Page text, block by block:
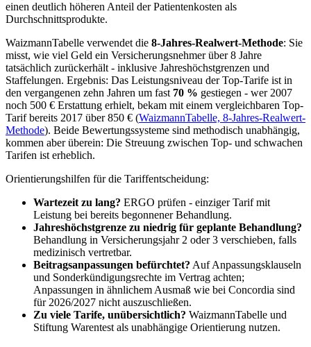
einen deutlich höheren Anteil der Patientenkosten als
Durchschnittsprodukte.
WaizmannTabelle verwendet die 8-Jahres-Realwert-Methode: Sie
misst, wie viel Geld ein Versicherungsnehmer über 8 Jahre
tatsächlich zurückerhält - inklusive Jahreshöchstgrenzen und
Staffelungen. Ergebnis: Das Leistungsniveau der Top-Tarife ist in
den vergangenen zehn Jahren um fast 70 % gestiegen - wer 2007
noch 500 € Erstattung erhielt, bekam mit einem vergleichbaren Top-
Tarif bereits 2017 über 850 € (WaizmannTabelle, 8-Jahres-Realwert-
Methode). Beide Bewertungssysteme sind methodisch unabhängig,
kommen aber überein: Die Streuung zwischen Top- und schwachen
Tarifen ist erheblich.
Orientierungshilfen für die Tariffentscheidung:
Wartezeit zu lang? ERGO prüfen - einziger Tarif mit
Leistung bei bereits begonnener Behandlung.
Jahreshöchstgrenze zu niedrig für geplante Behandlung?
Behandlung in Versicherungsjahr 2 oder 3 verschieben, falls
medizinisch vertretbar.
Beitragsanpassungen befürchtet? Auf Anpassungsklauseln
und Sonderkündigungsrechte im Vertrag achten;
Anpassungen in ähnlichem Ausmaß wie bei Concordia sind
für 2026/2027 nicht auszuschließen.
Zu viele Tarife, unübersichtlich? WaizmannTabelle und
Stiftung Warentest als unabhängige Orientierung nutzen.